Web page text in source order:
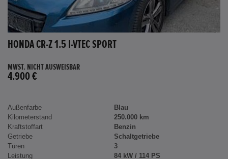
HONDA CR-Z 1.5 I-VTEC SPORT
MWST. NICHT AUSWEISBAR
4.900 €
Außenfarbe
Blau
Kilometerstand
250.000 km
Kraftstoffart
Benzin
Getriebe
Schaltgetriebe
Türen
3
Leistung
84 kW / 114 PS